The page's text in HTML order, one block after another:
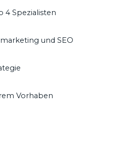
4 Spezialisten
und SEO
Vorhaben